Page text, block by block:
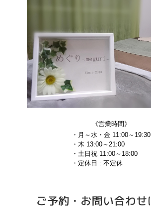
《営業時間》
・月～水・金 11:00～19:30
・木 13:00～21:00
・土日祝 11:00～18:00
・定休日 : 不定休